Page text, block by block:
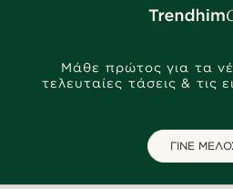
Μάθε πρώτος για τα
τελευταίες τάσεις & τις
ΓΙΝΕ